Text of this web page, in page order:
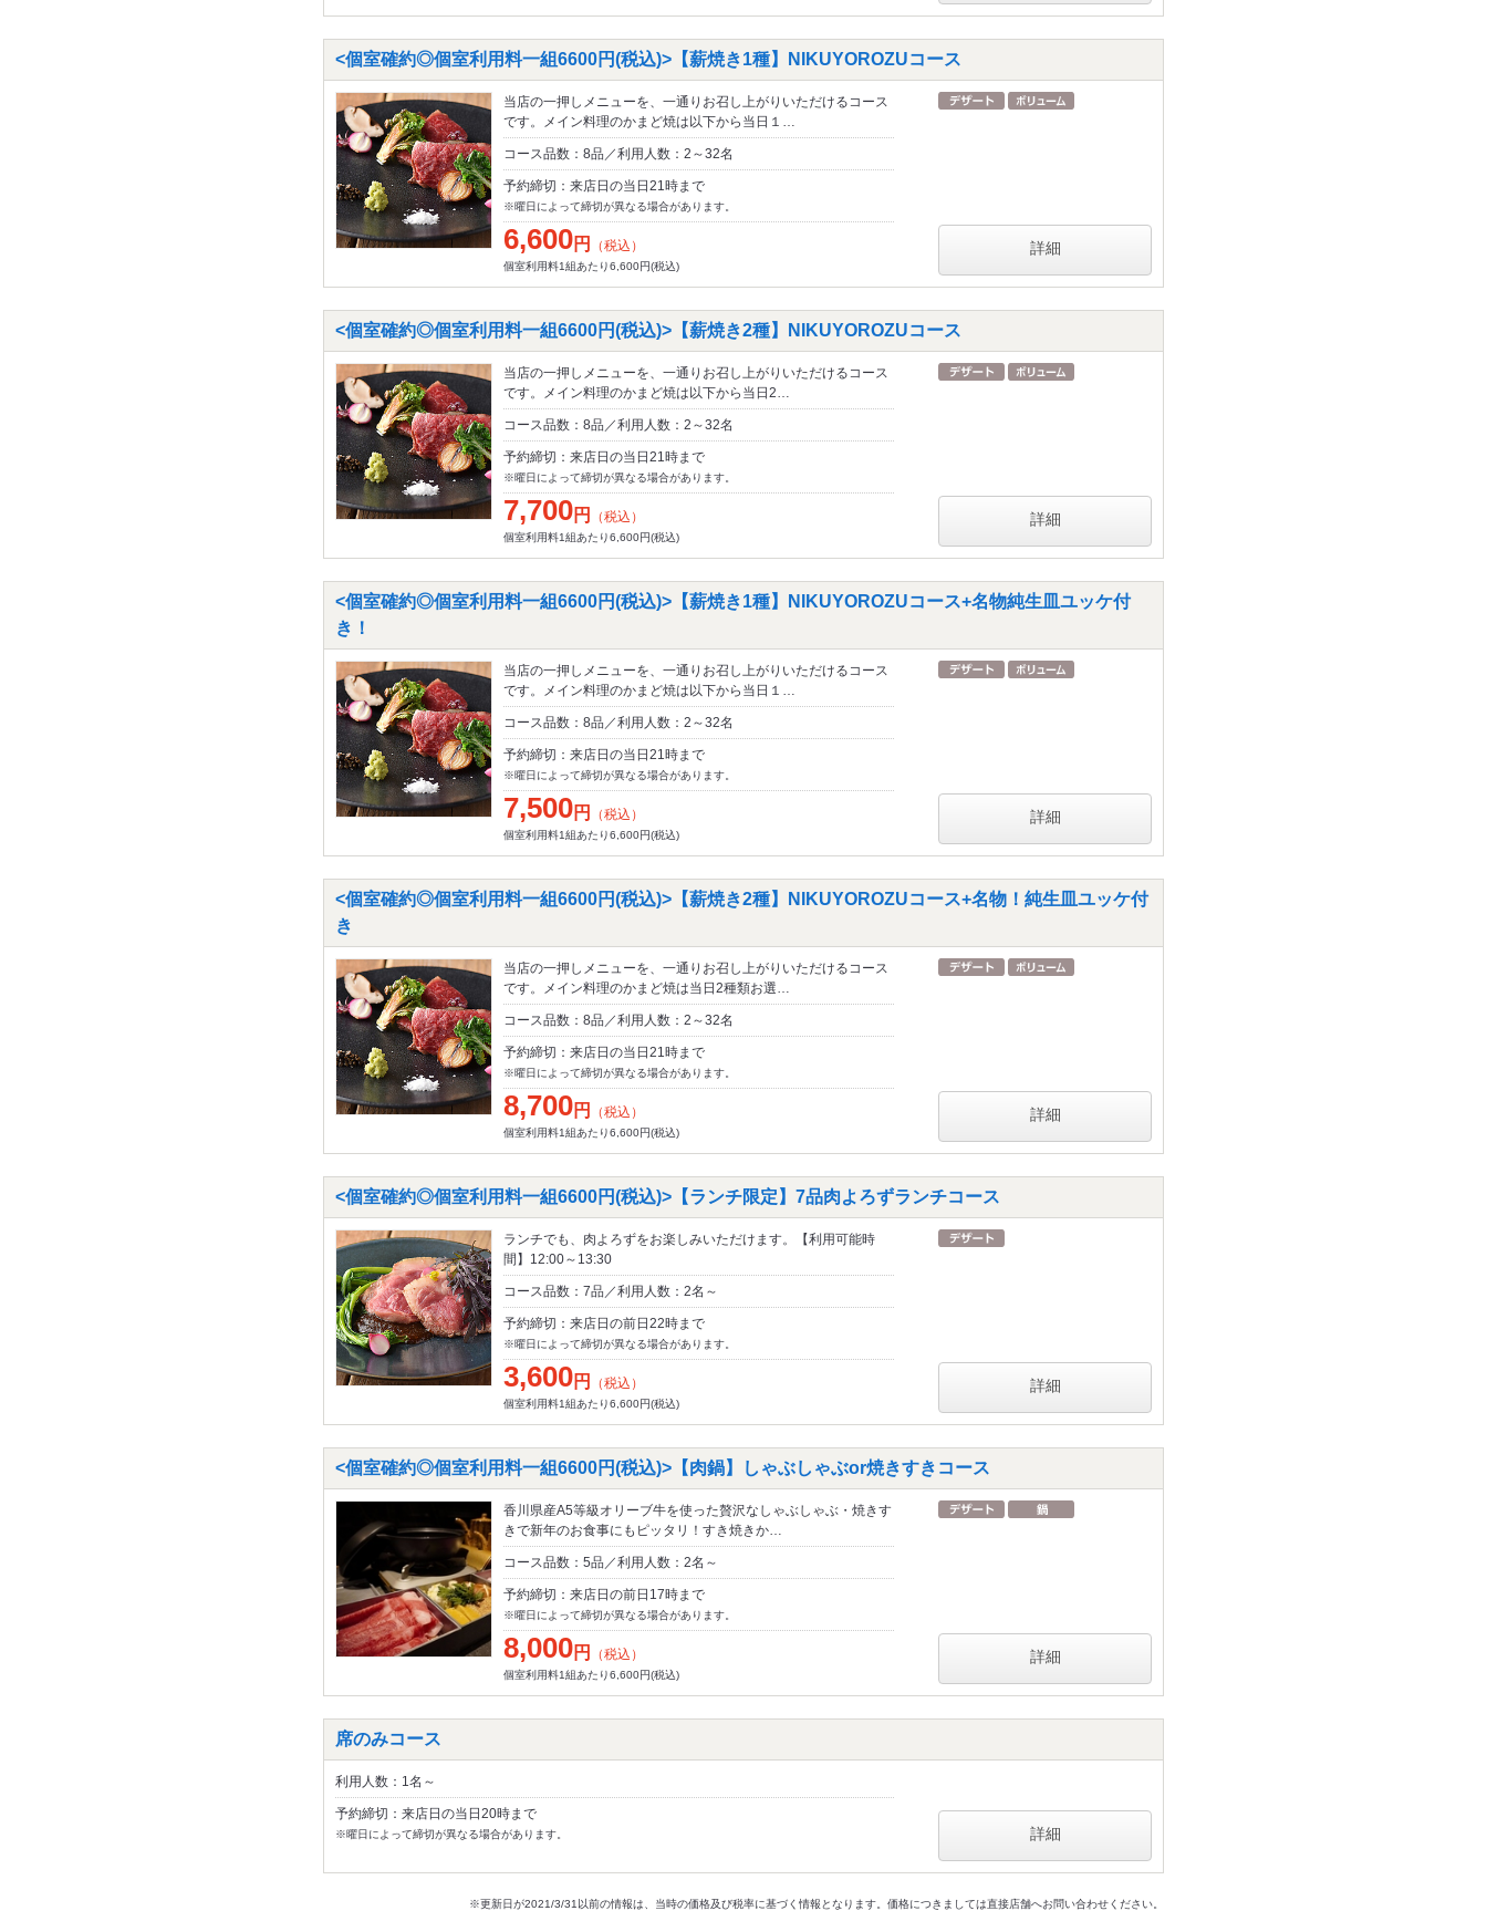
<個室確約◎個室利用料一組6600円(税込)>【薪焼き1種】NIKUYOROZUコース
当店の一押しメニューを、一通りお召し上がりいただけるコース
です。メイン料理のかまど焼は以下から当日１…
コース品数：8品／利用人数：2～32名
予約締切：来店日の当日21時まで
※曜日によって締切が異なる場合があります。
6,600円 （税込）
個室利用料1組あたり6,600円(税込)
詳細
<個室確約◎個室利用料一組6600円(税込)>【薪焼き2種】NIKUYOROZUコース
当店の一押しメニューを、一通りお召し上がりいただけるコース
です。メイン料理のかまど焼は以下から当日2…
コース品数：8品／利用人数：2～32名
予約締切：来店日の当日21時まで
※曜日によって締切が異なる場合があります。
7,700円 （税込）
個室利用料1組あたり6,600円(税込)
詳細
<個室確約◎個室利用料一組6600円(税込)>【薪焼き1種】NIKUYOROZUコース+名物純生皿ユッケ付
き！
当店の一押しメニューを、一通りお召し上がりいただけるコース
です。メイン料理のかまど焼は以下から当日１…
コース品数：8品／利用人数：2～32名
予約締切：来店日の当日21時まで
※曜日によって締切が異なる場合があります。
7,500円 （税込）
個室利用料1組あたり6,600円(税込)
詳細
<個室確約◎個室利用料一組6600円(税込)>【薪焼き2種】NIKUYOROZUコース+名物！純生皿ユッケ付
き
当店の一押しメニューを、一通りお召し上がりいただけるコース
です。メイン料理のかまど焼は当日2種類お選…
コース品数：8品／利用人数：2～32名
予約締切：来店日の当日21時まで
※曜日によって締切が異なる場合があります。
8,700円 （税込）
個室利用料1組あたり6,600円(税込)
詳細
<個室確約◎個室利用料一組6600円(税込)>【ランチ限定】7品肉よろずランチコース
ランチでも、肉よろずをお楽しみいただけます。【利用可能時
間】12:00～13:30
コース品数：7品／利用人数：2名～
予約締切：来店日の前日22時まで
※曜日によって締切が異なる場合があります。
3,600円 （税込）
個室利用料1組あたり6,600円(税込)
詳細
<個室確約◎個室利用料一組6600円(税込)>【肉鍋】しゃぶしゃぶor焼きすきコース
香川県産A5等級オリーブ牛を使った贅沢なしゃぶしゃぶ・焼きす
きで新年のお食事にもピッタリ！すき焼きか…
コース品数：5品／利用人数：2名～
予約締切：来店日の前日17時まで
※曜日によって締切が異なる場合があります。
8,000円 （税込）
個室利用料1組あたり6,600円(税込)
詳細
席のみコース
利用人数：1名～
予約締切：来店日の当日20時まで
※曜日によって締切が異なる場合があります。 詳細
※更新日が2021/3/31以前の情報は、当時の価格及び税率に基づく情報となります。価格につきましては直接店舗へお問い合わせください。